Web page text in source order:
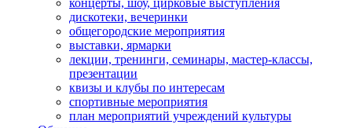
концерты, шоу, цирковые выступления
дискотеки, вечеринки
общегородские мероприятия
выставки, ярмарки
лекции, тренинги, семинары, мастер-классы,
презентации
квизы и клубы по интересам
спортивные мероприятия
план мероприятий учреждений культуры